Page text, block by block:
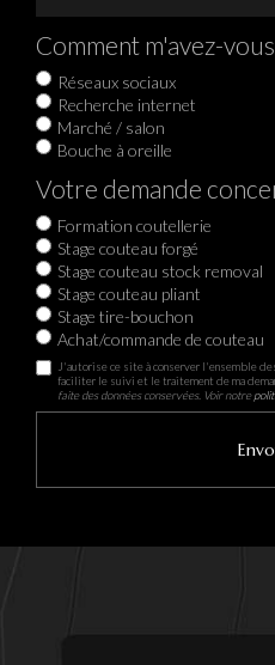
Comment m'avez-
Réseaux sociaux
Recherche internet
Marché / salon
Bouche à oreille
Votre demande
Formation coutellerie
Stage couteau forgé
Stage couteau stock removal
Stage couteau pliant
Stage tire-bouchon
Achat/commande de couteau
J'autorise ce site à conserver l'ensemble
faciliter le suivi et le traitement de ma
faite des données conservées. Voir notre